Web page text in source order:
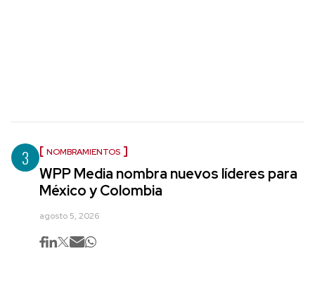
3 NOMBRAMIENTOS
WPP Media nombra nuevos líderes para
México y Colombia
agosto 5, 2026